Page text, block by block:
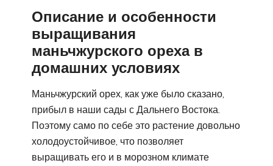
Описание и особенности
выращивания
маньчжурского ореха в
домашних условиях
Маньчжурский орех, как уже было сказано,
прибыл в наши сады с Дальнего Востока.
Поэтому само по себе это растение довольно
холодоустойчивое, что позволяет
выращивать его и в морозном климате